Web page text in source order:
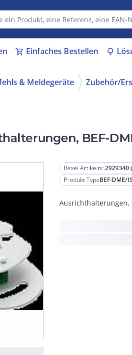
shopping_cart Einfaches Bestellen lightbulb
& Meldegeräte Zubehör/
BEF-
Rexel Artikelnr.2929340
Produkt TypeBEF-DME/
Ausrichthalterungen,